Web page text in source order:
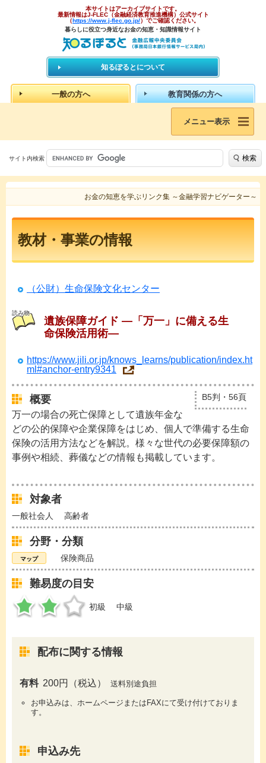
本サイトはアーカイブサイトです。
最新情報はJ-FLEC（金融経済教育推進機構）公式サイト
（https://www.j-flec.go.jp/）でご確認ください。
暮らしに役立つ身近なお金の知恵・知識情報サイト
知るぽるとについて
一般の方へ 教育関係の方へ
メニュー表示
サイト内検索 検索
お金の知恵を学ぶリンク集 ～金融学習ナビゲーター～
教材・事業の情報
（公財）生命保険文化センター
読み物
遺族保障ガイド ―「万一」に備える生
命保険活用術―
https://www.jili.or.jp/knows_learns/publication/index.ht
ml#anchor-entry9341
B5判・56頁
概要
万一の場合の死亡保障として遺族年金な
どの公的保障や企業保障をはじめ、個人で準備する生命
保険の活用方法などを解説。様々な世代の必要保障額の
事例や相続、葬儀などの情報も掲載しています。
対象者
一般社会人 高齢者
分野・分類
保険商品
難易度の目安
初級 中級
配布に関する情報
有料 200円（税込） 送料別途負担
お申込みは、ホームページまたはFAXにて受け付けておりま
す。
申込み先